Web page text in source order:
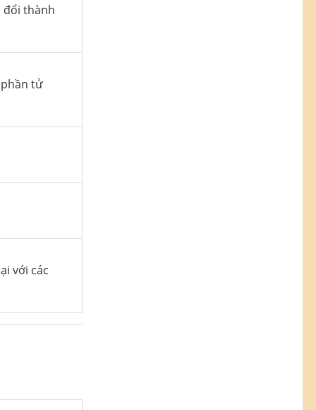
đổi thành
tử
với các